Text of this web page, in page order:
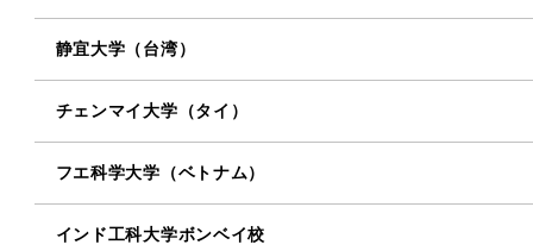
静宜大学（台湾）
チェンマイ大学（タイ）
フエ科学大学（ベトナム）
インド工科大学ボンベイ校